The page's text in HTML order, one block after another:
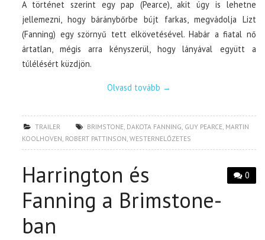
A történet szerint egy pap (Pearce), akit úgy is lehetne
jellemezni, hogy báránybőrbe bújt farkas, megvádolja Lizt
(Fanning) egy szörnyű tett elkövetésével. Habár a fiatal nő
ártatlan, mégis arra kényszerül, hogy lányával együtt a
túlélésért küzdjön.
Olvasd tovább →
TRAILER BRIMSTONE, DAKOTA FANNING, GUY PEARCE, MARTIN
KOOLHOVEN, ROBERT PATTINSON,WESTERNELŐZETES
0
Harrington és
Fanning a Brimstone-
ban